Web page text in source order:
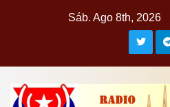
Sáb. Ago 8th, 2026